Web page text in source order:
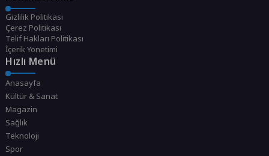
Gizlilik Politikası
Çerez Politikası
Telif Hakları Politikası
İçerik Yönetimi
Hızlı Menü
Anasayfa
Kültür & Sanat
Magazin
Sağlık
Teknoloji
Spor